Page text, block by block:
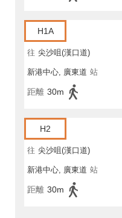
H1A
往 尖沙咀(漢口道)
新港中心, 廣東道 站
距離 30m
H2
往 尖沙咀(漢口道)
新港中心, 廣東道 站
距離 30m